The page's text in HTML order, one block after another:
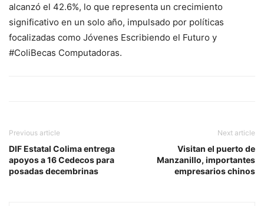
alcanzó el 42.6%, lo que representa un crecimiento
significativo en un solo año, impulsado por políticas
focalizadas como Jóvenes Escribiendo el Futuro y
#ColiBecas Computadoras.
Previous article
DIF Estatal Colima entrega
apoyos a 16 Cedecos para
posadas decembrinas
Next article
Visitan el puerto de
Manzanillo, importantes
empresarios chinos